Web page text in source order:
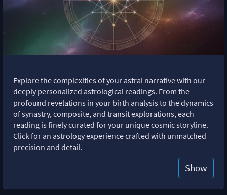
Explore the complexities of your astral narrative with our
deeply personalized astrological readings. From the
profound revelations in your birth analysis to the dynamics
of synastry, composite, and transit explorations, each
reading is finely curated for your unique cosmic storyline.
Click for an astrology experience crafted with unmatched
precision and detail.
Show